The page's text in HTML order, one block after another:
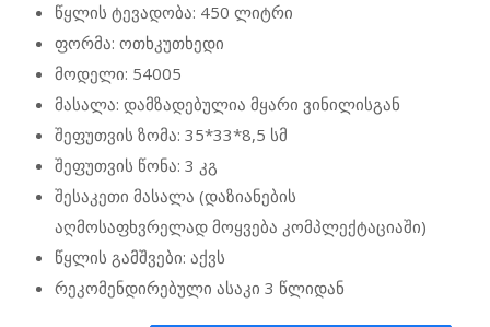
წყლის ტევადობა: 450 ლიტრი
ფორმა: ოთხკუთხედი
მოდელი: 54005
მასალა: დამზადებულია მყარი ვინილისგან
შეფუთვის ზომა: ‎‎‎35*33*8,5 სმ
შეფუთვის წონა: 3 კგ
შესაკეთი მასალა (დაზიანების
აღმოსაფხვრელად მოყვება კომპლექტაციაში)
წყლის გამშვები: აქვს
რეკომენდირებული ასაკი 3 წლიდან